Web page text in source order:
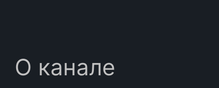
О канале